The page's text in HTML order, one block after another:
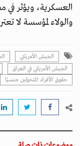
العسكرية، ويؤثر في
والولاء لمؤسسة لا
الجيش الأمريكي
الجيش الأمريكي في العراق
حقوق الأفراد المتحولين جنسيًا